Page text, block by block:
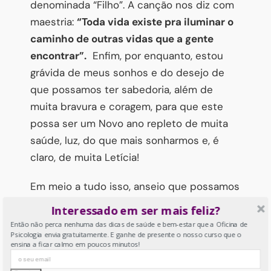
denominada “Filho”. A canção nos diz com
maestria: “Toda vida existe pra iluminar o
caminho de outras vidas que a gente
encontrar”. Enfim, por enquanto, estou
grávida de meus sonhos e do desejo de
que possamos ter sabedoria, além de
muita bravura e coragem, para que este
possa ser um Novo ano repleto de muita
saúde, luz, do que mais sonharmos e, é
claro, de muita Letícia!
Em meio a tudo isso, anseio que possamos
crescer com nossas alegrias e frustrações,
colhidas com sonhos plantados e regados
à espera de um fértil e próspero amanhã.
Interessado em ser mais feliz?
Então não perca nenhuma das dicas de saúde e bem-estar que a Oficina de
Psicologia envia gratuitamente. E ganhe de presente o nosso curso que o
ensina a ficar calmo em poucos minutos!